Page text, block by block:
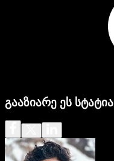
გააზიარე ეს სტატია